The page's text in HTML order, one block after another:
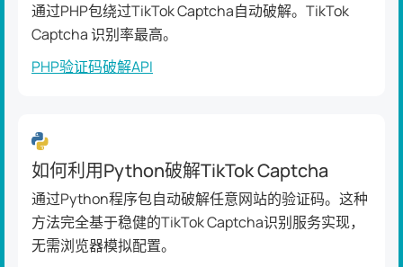
通过PHP包绕过TikTok Captcha自动破解。TikTok
Captcha 识别率最高。
PHP验证码破解API
如何利用Python破解TikTok Captcha
通过Python程序包自动破解任意网站的验证码。这种
方法完全基于稳健的TikTok Captcha识别服务实现，
无需浏览器模拟配置。